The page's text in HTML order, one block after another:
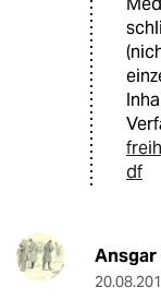
df
Ansgar